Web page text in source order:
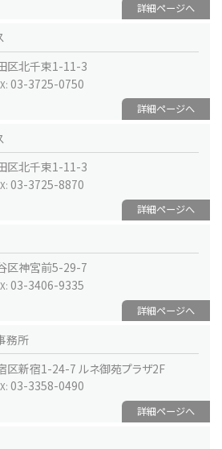
詳細ページへ
区北千束1-11-3
03-3725-0750
詳細ページへ
区北千束1-11-3
03-3725-8870
詳細ページへ
区神宮前5-29-7
03-3406-9335
詳細ページへ
務所
新宿1-24-7 ルネ御苑プラザ2F
03-3358-0490
詳細ページへ